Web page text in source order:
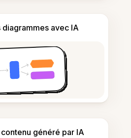
avec IA
généré par IA